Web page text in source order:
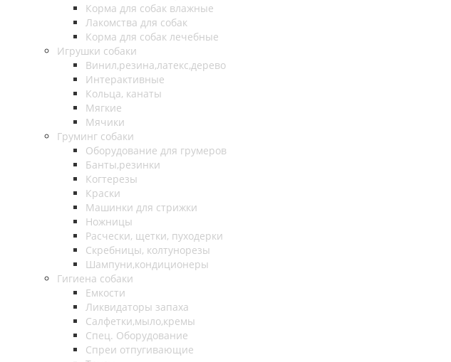
Корма для собак влажные
Лакомства для собак
Корма для собак лечебные
Игрушки собаки
Винил,резина,латекс,дерево
Интерактивные
Кольца, канаты
Мягкие
Мячики
Груминг собаки
Оборудование для грумеров
Банты,резинки
Когтерезы
Краски
Машинки для стрижки
Ножницы
Расчески, щетки, пуходерки
Скребницы, колтунорезы
Шампуни,кондиционеры
Гигиена собаки
Емкости
Ликвидаторы запаха
Салфетки,мыло,кремы
Спец. Оборудование
Спреи отпугивающие